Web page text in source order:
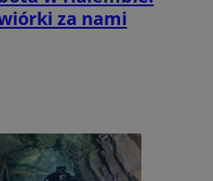
za nami